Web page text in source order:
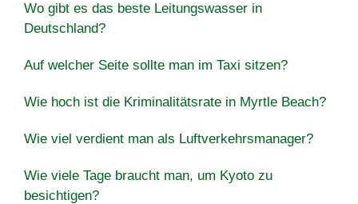
Wo gibt es das beste Leitungswasser in
Deutschland?
Auf welcher Seite sollte man im Taxi sitzen?
Wie hoch ist die Kriminalitätsrate in Myrtle Beach?
Wie viel verdient man als Luftverkehrsmanager?
Wie viele Tage braucht man, um Kyoto zu
besichtigen?